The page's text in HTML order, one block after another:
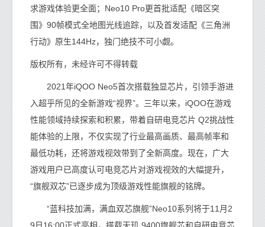
求游戏体验更全面；Neo10 Pro更首批适配《暗区突
围》90帧模式全地图光线追踪，以及首发适配《三角洲
行动》原生144Hz，独门绝技不可小觑。
版权所有，未经许可不得转载
2021年iQOO Neo5首次搭载独显芯片，引领手游进
入超乎所见的全新游戏“视界”。三年以来，iQOO在游戏
性能领域持续探索和积累，带着自研电竞芯片 Q2挑战性
能体验的上限，不仅实现了行业最高画质、最高帧率和
最低功耗，还将游戏视效带到了全新高度。现在，广大
游戏用户已高度认可电竞芯片对游戏视效的大幅提升，
“旗舰双芯”已逐步成为顶级游戏性能旗舰的铭牌。
“蓝科技加满，满血双芯旗舰”Neo10系列将于11月2